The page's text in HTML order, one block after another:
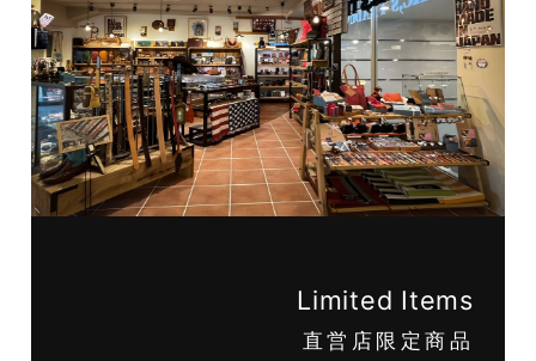
Limited Items
直営店限定商品